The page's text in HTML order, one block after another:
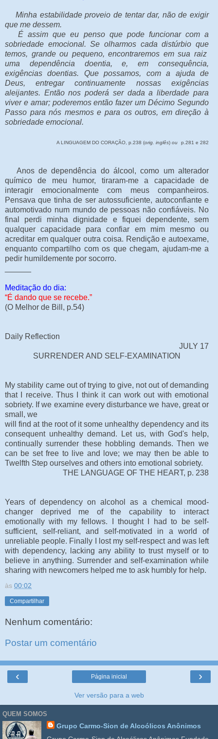
Minha estabilidade proveio de tentar dar, não de exigir
que me dessem.
É assim que eu penso que pode funcionar com a
sobriedade emocional. Se olharmos cada distúrbio que
temos, grande ou pequeno, encontraremos em sua raiz
uma dependência doentia, e, em consequência,
exigências doentias. Que possamos, com a ajuda de
Deus, entregar continuamente nossas exigências
aleijantes. Então nos poderá ser dada a liberdade para
viver e amar; poderemos então fazer um Décimo Segundo
Passo para nós mesmos e para os outros, em direção à
sobriedade emocional.
A LINGUAGEM DO CORAÇÃO, p.238 (orig. inglês) ou p.281 e 282
Anos de dependência do álcool, como um alterador
químico de meu humor, tiraram-me a capacidade de
interagir emocionalmente com meus companheiros.
Pensava que tinha de ser autossuficiente, autoconfiante e
automotivado num mundo de pessoas não confiáveis. No
final perdi minha dignidade e fiquei dependente, sem
qualquer capacidade para confiar em mim mesmo ou
acreditar em qualquer outra coisa. Rendição e autoexame,
enquanto compartilho com os que chegam, ajudam-me a
pedir humildemente por socorro.
Meditação do dia:
“É dando que se recebe.”
(O Melhor de Bill, p.54)
Daily Reflection
JULY 17
SURRENDER AND SELF-EXAMINATION
My stability came out of trying to give, not out of demanding
that I receive. Thus I think it can work out with emotional
sobriety. If we examine every disturbance we have, great or
small, we
will find at the root of it some unhealthy dependency and its
consequent unhealthy demand. Let us, with God's help,
continually surrender these hobbling demands. Then we
can be set free to live and love; we may then be able to
Twelfth Step ourselves and others into emotional sobriety.
THE LANGUAGE OF THE HEART, p. 238
Years of dependency on alcohol as a chemical mood-
changer deprived me of the capability to interact
emotionally with my fellows. I thought I had to be self-
sufficient, self-reliant, and self-motivated in a world of
unreliable people. Finally I lost my self-respect and was left
with dependency, lacking any ability to trust myself or to
believe in anything. Surrender and self-examination while
sharing with newcomers helped me to ask humbly for help.
às 00:02
Compartilhar
Nenhum comentário:
Postar um comentário
‹ ›
Página inicial
Ver versão para a web
QUEM SOMOS
Grupo Carmo-Sion de Alcoólicos Anônimos